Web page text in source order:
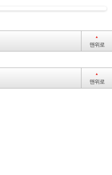
▲
맨위로
▲
맨위로